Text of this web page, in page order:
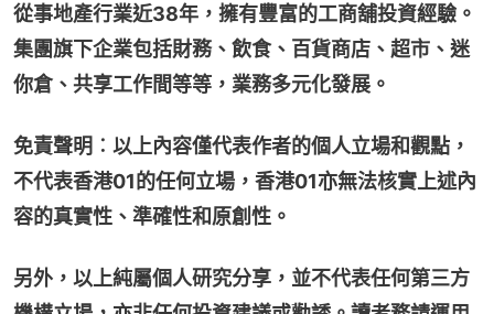
從事地產行業近38年，擁有豐富的工商舖投資經驗。
集團旗下企業包括財務、飲食、百貨商店、超市、迷
你倉、共享工作間等等，業務多元化發展。
免責聲明︰以上內容僅代表作者的個人立場和觀點，
不代表香港01的任何立場，香港01亦無法核實上述內
容的真實性、準確性和原創性。
另外，以上純屬個人研究分享，並不代表任何第三方